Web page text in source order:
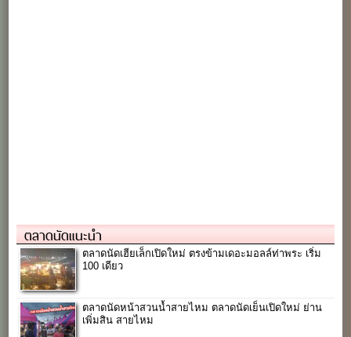
ตลาดนัดแนะนำ
ตลาดนัดเฮียเล็กเปิดใหม่ ตรงข้ามเดอะมอลล์ท่าพระ เริ่ม
100 เดียว
ตลาดนัดหน้าสวนน้ำสายไหม ตลาดนัดเย็นเปิดใหม่ ย่าน
เพิ่มสิน สายไหม